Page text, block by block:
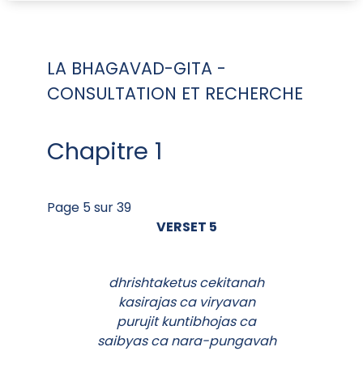
LA BHAGAVAD-GITA -
CONSULTATION ET RECHERCHE
Chapitre 1
Page 5 sur 39
VERSET 5
dhrishtaketus cekitanah
kasirajas ca viryavan
purujit kuntibhojas ca
saibyas ca nara-pungavah